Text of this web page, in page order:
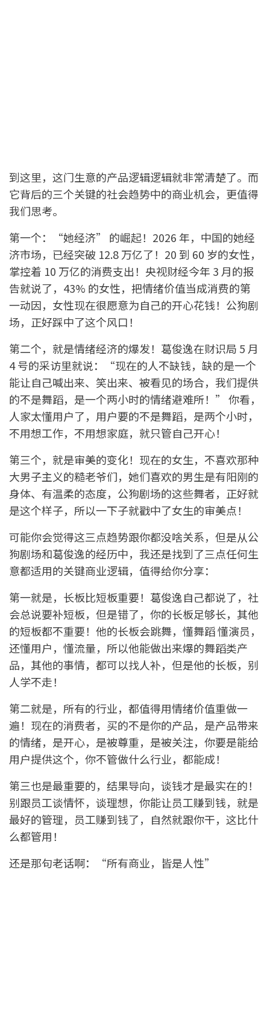
到这里，这门生意的产品逻辑逻辑就非常清楚了。而
它背后的三个关键的社会趋势中的商业机会，更值得
我们思考。
第一个：“她经济” 的崛起！2026 年，中国的她经
济市场，已经突破 12.8 万亿了！20 到 60 岁的女性，
掌控着 10 万亿的消费支出！央视财经今年 3 月的报
告就说了，43% 的女性，把情绪价值当成消费的第
一动因，女性现在很愿意为自己的开心花钱！公狗剧
场，正好踩中了这个风口！
第二个，就是情绪经济的爆发！葛俊逸在财识局 5 月
4 号的采访里就说：“现在的人不缺钱，缺的是一个
能让自己喊出来、笑出来、被看见的场合，我们提供
的不是舞蹈，是一个两小时的情绪避难所！” 你看，
人家太懂用户了，用户要的不是舞蹈，是两个小时，
不用想工作，不用想家庭，就只管自己开心！
第三个，就是审美的变化！现在的女生，不喜欢那种
大男子主义的糙老爷们，她们喜欢的男生是有阳刚的
身体、有温柔的态度，公狗剧场的这些舞者，正好就
是这个样子，所以一下子就戳中了女生的审美点！
可能你会觉得这三点趋势跟你都没啥关系，但是从公
狗剧场和葛俊逸的经历中，我还是找到了三点任何生
意都适用的关键商业逻辑，值得给你分享：
第一就是，长板比短板重要！葛俊逸自己都说了，社
会总说要补短板，但是错了，你的长板足够长，其他
的短板都不重要！他的长板会跳舞，懂舞蹈 懂演员，
还懂用户，懂流量，所以他能做出来爆的舞蹈类产
品，其他的事情，都可以找人补，但是他的长板，别
人学不走！
第二就是，所有的行业，都值得用情绪价值重做一
遍！现在的消费者，买的不是你的产品，是产品带来
的情绪，是开心，是被尊重，是被关注，你要是能给
用户提供这个，你不管做什么行业，都能成！
第三也是最重要的，结果导向，谈钱才是最实在的！
别跟员工谈情怀，谈理想，你能让员工赚到钱，就是
最好的管理，员工赚到钱了，自然就跟你干，这比什
么都管用！
还是那句老话啊：“所有商业，皆是人性”